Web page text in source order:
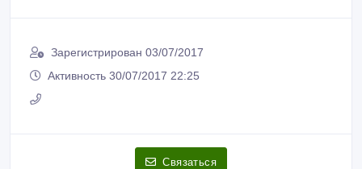
Зарегистрирован 03/07/2017
Активность 30/07/2017 22:25
Связаться